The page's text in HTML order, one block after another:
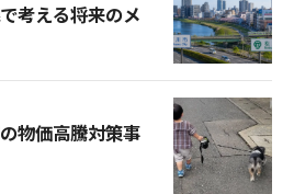
考える将来のメ
物価高騰対策事